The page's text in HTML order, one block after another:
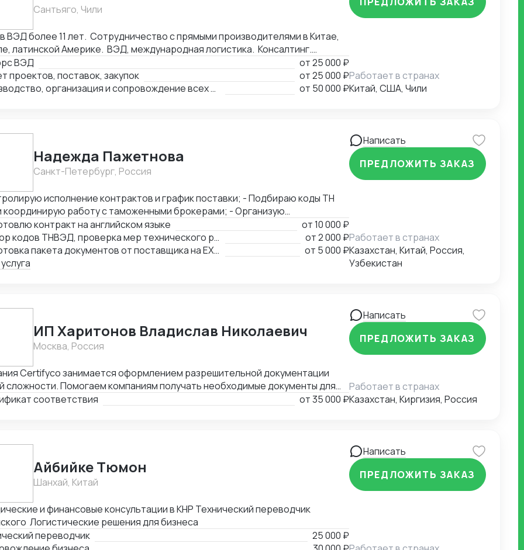
акты). - Помощь в проведении и составлении документов при
сделках. - Получение справок, лицензий и сертификатов - Бизнес
Сантьяго, Чили
более 11 лет. Сотрудничество с прямыми производителями в Китае,
латинской Америке. ВЭД, международная логистика. Консалтинг.
оборудование, текстиль, товары народного потребления. Собственная
логистика и платежи.
ВЭД от25 000 ₽
проектов, поставок, закупок
от25 000 ₽
Производство, организация и сопровождение всех этапов производства в Китае
от 50 000 ₽
Работает в странах
Китай, США, Чили
Надежда Пажетнова
Санкт-Петербург, Россия
исполнение контрактов и график поставки; - Подбираю коды ТН
работу с таможенными брокерами; - Организую
и взаимодействие с аккредитованными органами; - Снижаю
за счёт оптимизации логистики и правильного кода; - Обеспечиваю
чистоту сделок, точность инвойсов, упаковочных листов,
контракт на английском языке от10 000 ₽
Подбор кодов ТНВЭД, проверка мер технического регулирования, запретов и ограничений
от2 000 ₽
Подготовка пакета документов от поставщика на EXW, FCA, CIF, FOB
от 5 000 ₽
Написать
ПРЕДЛОЖИТЬ ЗАКАЗ
Работает в странах
Казахстан, Китай, Россия,
Узбекистан
ИП Харитонов Владислав Николаевич
Москва, Россия
Certifyco занимается оформлением разрешительной документации
сложности. Помогаем компаниям получать необходимые документы для
экспорта, реализации продукции. Решаем самые сложные задачи.
соответствия от35 000 ₽
Написать
ПРЕДЛОЖИТЬ ЗАКАЗ
Работает в странах
Казахстан, Киргизия, Россия
Айбийке Тюмон
Шанхай, Китай
и финансовые консультации в КНР Технический переводчик
Логистические решения для бизнеса
переводчик
25 000 ₽
Написать
ПРЕДЛОЖИТЬ ЗАКАЗ